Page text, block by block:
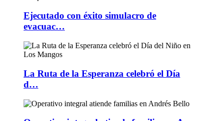
Ejecutado con éxito simulacro de
evacuac…
La Ruta de la Esperanza celebró el Día
d…